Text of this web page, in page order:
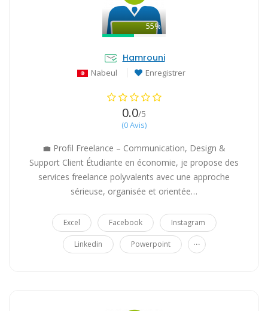
55%
Hamrouni
Nabeul Enregistrer
0.0/5
(0 Avis)
💼 Profil Freelance – Communication, Design &
Support Client Étudiante en économie, je propose des
services freelance polyvalents avec une approche
sérieuse, organisée et orientée…
Excel Facebook Instagram
Linkedin Powerpoint ...